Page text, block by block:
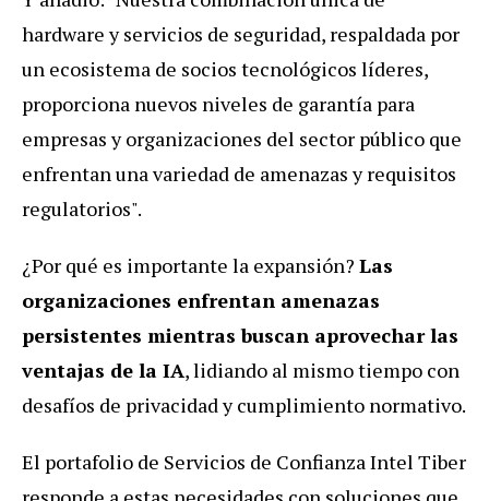
hardware y servicios de seguridad, respaldada por
un ecosistema de socios tecnológicos líderes,
proporciona nuevos niveles de garantía para
empresas y organizaciones del sector público que
enfrentan una variedad de amenazas y requisitos
regulatorios".
¿Por qué es importante la expansión? Las
organizaciones enfrentan amenazas
persistentes mientras buscan aprovechar las
ventajas de la IA, lidiando al mismo tiempo con
desafíos de privacidad y cumplimiento normativo.
El portafolio de Servicios de Confianza Intel Tiber